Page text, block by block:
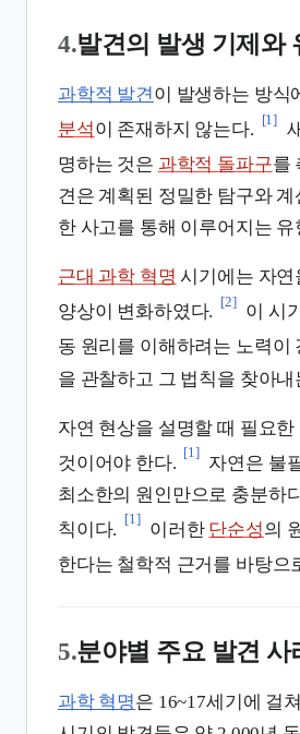
4.발견의 발생 기제와
과학적 발견이 발생하는 방식
분석이 존재하지 않는다.
[1]
명하는 것은 과학적 돌파구를
견은 계획된 정밀한 탐구와
한 사고를 통해 이루어지는
근대 과학 혁명 시기에는 자연
양상이 변화하였다.
[2]
이 시
동 원리를 이해하려는 노력이
을 관찰하고 그 법칙을 찾아
자연 현상을 설명할 때 필요
것이어야 한다.
[1]
자연은 불
최소한의 원인만으로 충분하
칙이다.
[1]
이러한 단순성의
한다는 철학적 근거를 바탕으
5.분야별 주요 발견 사
과학 혁명은 16~17세기에 걸